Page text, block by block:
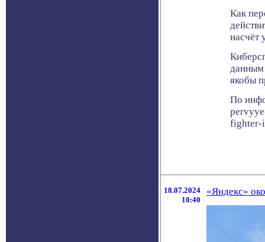
Как
насчёт
данным
якобы
По
fighter-
18.07.2024
10:40
«Яндекс»